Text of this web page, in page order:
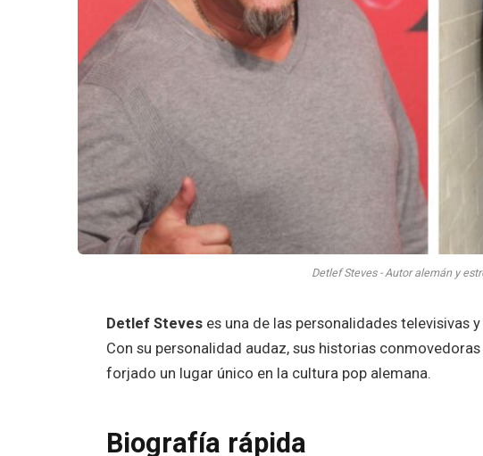
Detlef Steves - Autor alemán y
Detlef Steveses una de las personalidades televisivas
Con su personalidad audaz, sus historias
forjado un lugar único en la cultura pop alemana.
Biografía rápida